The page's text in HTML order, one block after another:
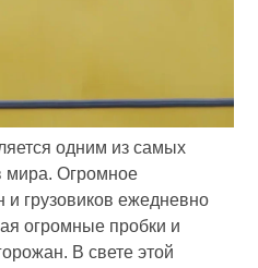
одним из самых
мира. Огромное
грузовиков ежедневно
огромные пробки и
В свете этой